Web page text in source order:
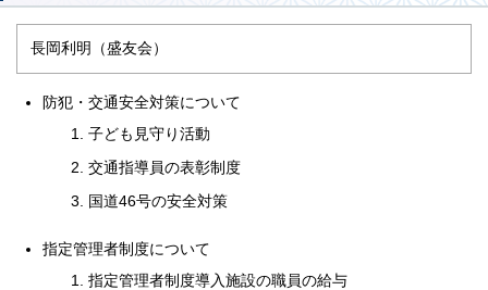
長岡利明（盛友会）
防犯・交通安全対策について
子ども見守り活動
交通指導員の表彰制度
国道46号の安全対策
指定管理者制度について
指定管理者制度導入施設の職員の給与